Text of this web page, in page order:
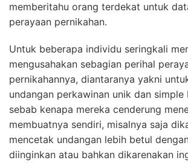
memberitahu orang terdekat untuk
perayaan pernikahan.
Untuk beberapa individu seringkali
mengusahakan sebagian perihal
pernikahannya, diantaranya yakni
undangan perkawinan unik dan
sebab kenapa mereka cenderung
membuatnya sendiri, misalnya saja
mencetak undangan lebih betul
diinginkan atau bahkan dikarenakan